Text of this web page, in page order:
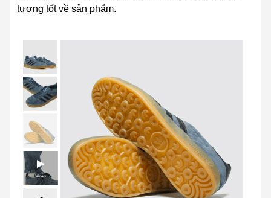
tượng tốt về sản phẩm.